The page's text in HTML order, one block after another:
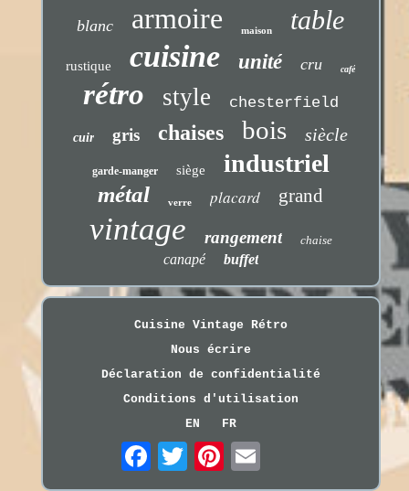
blanc armoire maison table
rustique cuisine unité cru café
rétro style chesterfield
cuir gris chaises bois siècle
garde-manger siège industriel
métal verre placard grand
vintage rangement chaise
canapé buffet
Cuisine Vintage Rétro
Nous écrire
Déclaration de confidentialité
Conditions d'utilisation
EN
FR